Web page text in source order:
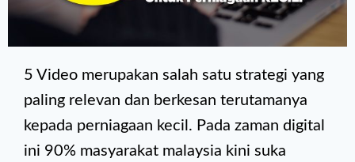
5 Video merupakan salah satu strategi yang
paling relevan dan berkesan terutamanya
kepada perniagaan kecil. Pada zaman digital
ini 90% masyarakat malaysia kini suka